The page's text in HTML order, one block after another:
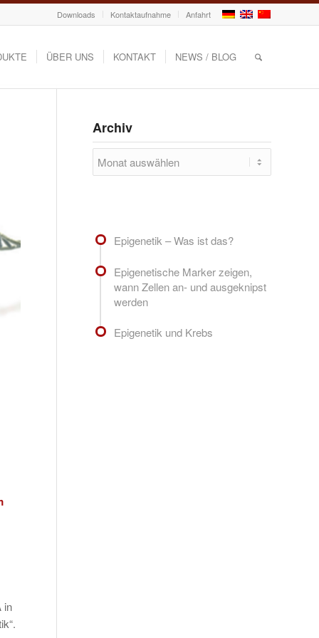
Downloads Kontaktaufnahme Anfahrt
ÜBER UNS KONTAKT NEWS / BLOG
in
Archiv
Epigenetik – Was ist das?
Epigenetische Marker zeigen,
wann Zellen an- und ausgeknipst
werden
Epigenetik und Krebs